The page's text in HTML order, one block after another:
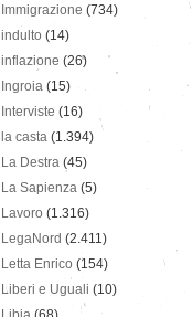
Immigrazione (734)
indulto (14)
inflazione (26)
Ingroia (15)
Interviste (16)
la casta (1.394)
La Destra (45)
La Sapienza (5)
Lavoro (1.316)
LegaNord (2.411)
Letta Enrico (154)
Liberi e Uguali (10)